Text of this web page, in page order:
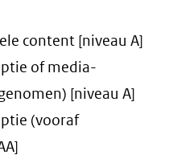
content [niveau A]
of media-
[niveau A]
(vooraf